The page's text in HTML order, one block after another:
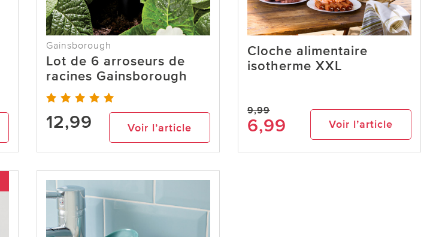
Gainsborough
Lot de 6 arroseurs de
racines Gainsborough
12,99 Voir l’article
Cloche alimentaire
isotherme XXL
9,99
6,99 Voir l’article